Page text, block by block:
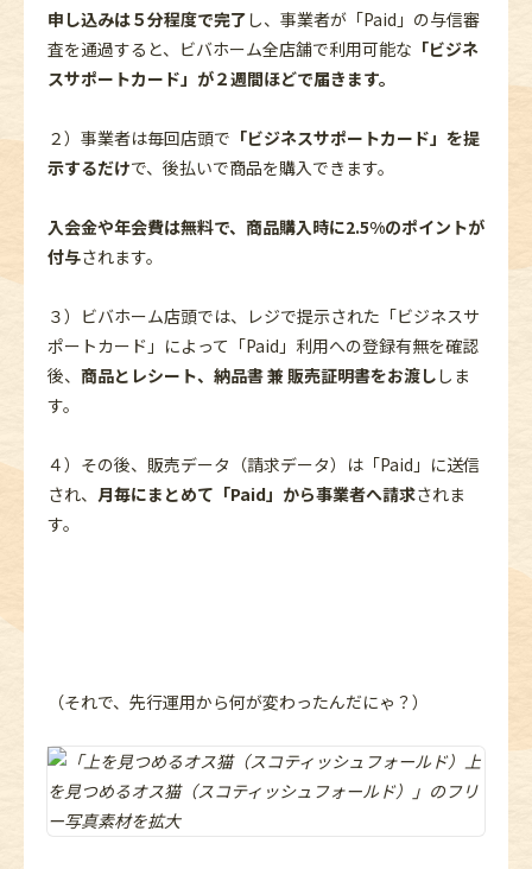
申し込みは５分程度で完了 し、事業者が「Paid」の与信審
査を通過すると、ビバホーム全店舗で利用可能な 「ビジネ
スサポートカード」が２週間ほどで届きます。
２）事業者は毎回店頭で 「ビジネスサポートカード」を提
示するだけで、後払いで商品を購入できます。
入会金や年会費は無料で、商品購入時に2.5%のポイントが
付与されます。
３）ビバホーム店頭では、レジで提示された「ビジネスサ
ポートカード」によって「Paid」利用への登録有無を確認
後、 商品とレシート、納品書 兼 販売証明書をお渡し しま
す。
４）その後、販売データ（請求データ）は「Paid」に送信
され、 月毎にまとめて「Paid」から事業者へ請求されま
す。
（それで、先行運用から何が変わったんだにゃ？）